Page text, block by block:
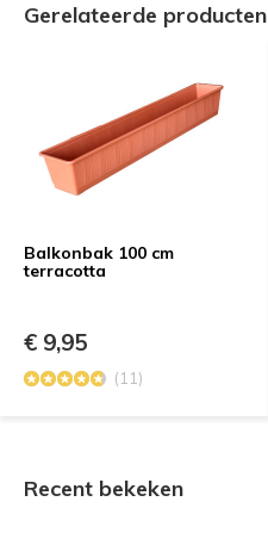
Gerelateerde producten
Balkonbak 100 cm
terracotta
€ 9,95
(11)
Recent bekeken